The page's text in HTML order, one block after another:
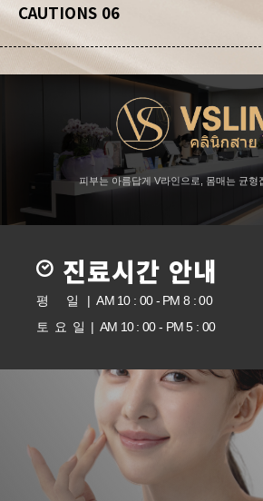
CAUTIONS 06
피부는 아름답게 V라인으로, 몸매는 균형
진료시간 안내
평 일 | AM 10 : 00 - PM 8 : 00
토 요 일 | AM 10 : 00 - PM 5 : 00